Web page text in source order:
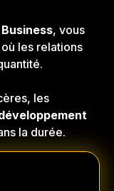
, vous
les relations
les
la durée.